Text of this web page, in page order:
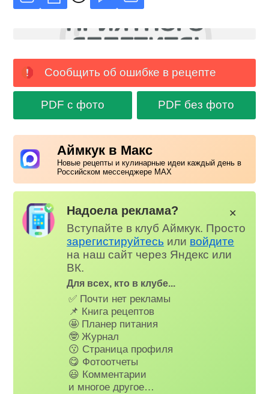
Сообщить об ошибке в рецепте
PDF с фото PDF без фото
Аймкук в Макс
Новые рецепты и кулинарные идеи каждый день в
Российском мессенджере MAX
Надоела реклама?
Вступайте в клуб Аймкук. Просто
зарегистируйтесь или войдите
на наш сайт через Яндекс или
ВК.
Для всех, кто в клубе...
✅ Почти нет рекламы
📌 Книга рецептов
🤩 Планер питания
🤓 Журнал
😗 Страница профиля
😋 Фотоотчеты
😃 Комментарии
и многое другое…
✕